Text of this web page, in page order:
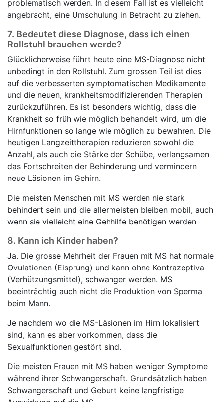
problematisch werden. In diesem Fall ist es vielleicht
angebracht, eine Umschulung in Betracht zu ziehen.
7. Bedeutet diese Diagnose, dass ich einen
Rollstuhl brauchen werde?
Glücklicherweise führt heute eine MS-Diagnose nicht
unbedingt in den Rollstuhl. Zum grossen Teil ist dies
auf die verbesserten symptomatischen Medikamente
und die neuen, krankheitsmodifizierenden Therapien
zurückzuführen. Es ist besonders wichtig, dass die
Krankheit so früh wie möglich behandelt wird, um die
Hirnfunktionen so lange wie möglich zu bewahren. Die
heutigen Langzeittherapien reduzieren sowohl die
Anzahl, als auch die Stärke der Schübe, verlangsamen
das Fortschreiten der Behinderung und vermindern
neue Läsionen im Gehirn.
Die meisten Menschen mit MS werden nie stark
behindert sein und die allermeisten bleiben mobil, auch
wenn sie vielleicht eine Gehhilfe benötigen werden
8. Kann ich Kinder haben?
Ja. Die grosse Mehrheit der Frauen mit MS hat normale
Ovulationen (Eisprung) und kann ohne Kontrazeptiva
(Verhützungsmittel), schwanger werden. MS
beeinträchtig auch nicht die Produktion von Sperma
beim Mann.
Je nachdem wo die MS-Läsionen im Hirn lokalisiert
sind, kann es aber vorkommen, dass die
Sexualfunktionen gestört sind.
Die meisten Frauen mit MS haben weniger Symptome
während ihrer Schwangerschaft. Grundsätzlich haben
Schwangerschaft und Geburt keine langfristige